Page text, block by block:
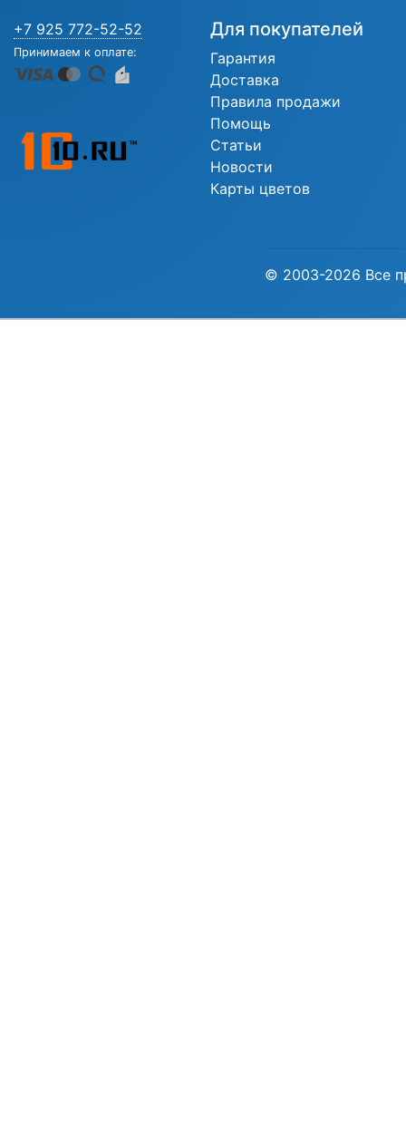
+7 925 772-52-52
Принимаем к оплате:
Для покупателей
Гарантия
Доставка
Правила продажи
Помощь
Статьи
Новости
Карты цветов
© 2003-2026 Все